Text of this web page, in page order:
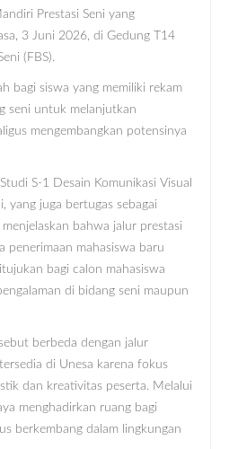
Prestasi Seni yang
3 Juni 2026, di Gedung T14
(FBS).
bagi siswa yang memiliki rekam
seni untuk melanjutkan
mengembangkan potensinya
S-1 Desain Komunikasi Visual
yang juga bertugas sebagai
bahwa jalur prestasi
penerimaan mahasiswa baru
bagi calon mahasiswa
di bidang seni maupun
berbeda dengan jalur
di Unesa karena fokus
dan kreativitas peserta. Melalui
menghadirkan ruang bagi
berkembang dalam lingkungan